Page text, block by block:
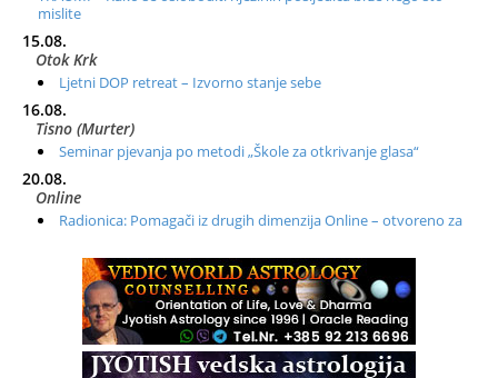
mislite
15.08.
Otok Krk
Ljetni DOP retreat – Izvorno stanje sebe
16.08.
Tisno (Murter)
Seminar pjevanja po metodi „Škole za otkrivanje glasa“
20.08.
Online
Radionica: Pomagači iz drugih dimenzija Online – otvoreno za
Zagreb+Online
Osnovni ThetaHealing® tečaj, Zagreb i Online
Zagreb